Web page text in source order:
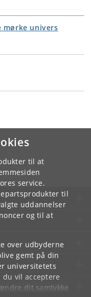
til at
service.
til
uddannelser
og til at
over udbyderne
gemt på din
universitetets
du vil acceptere
dit samtykke
mørke univers